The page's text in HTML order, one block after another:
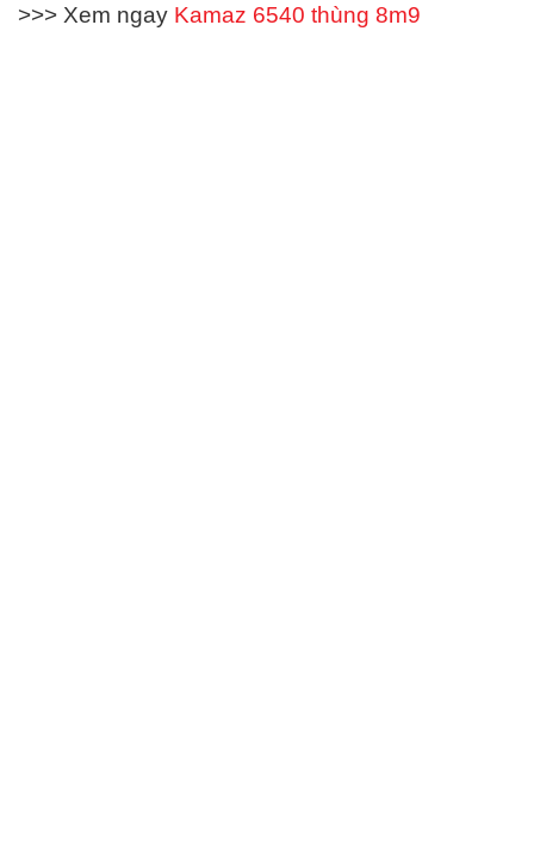
>>> Xem ngay Kamaz 6540 thùng 8m9